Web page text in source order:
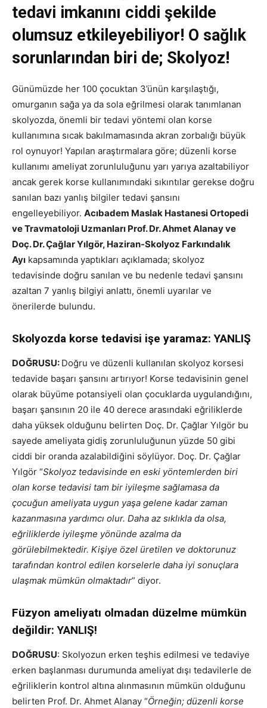
tedavi imkanını ciddi şekilde
olumsuz etkileyebiliyor! O sağlık
sorunlarından biri de; Skolyoz!
Günümüzde her 100 çocuktan 3’ünün karşılaştığı,
omurganın sağa ya da sola eğrilmesi olarak tanımlanan
skolyozda, önemli bir tedavi yöntemi olan korse
kullanımına sıcak bakılmamasında akran zorbalığı büyük
rol oynuyor! Yapılan araştırmalara göre; düzenli korse
kullanımı ameliyat zorunluluğunu yarı yarıya azaltabiliyor
ancak gerek korse kullanımındaki sıkıntılar gerekse doğru
sanılan bazı yanlış bilgiler tedavi şansını
engelleyebiliyor. Acıbadem Maslak Hastanesi Ortopedi
ve Travmatoloji Uzmanları Prof. Dr. Ahmet Alanay ve
Doç. Dr. Çağlar Yılgör, Haziran-Skolyoz Farkındalık
Ayı kapsamında yaptıkları açıklamada; skolyoz
tedavisinde doğru sanılan ve bu nedenle tedavi şansını
azaltan 7 yanlış bilgiyi anlattı, önemli uyarılar ve
önerilerde bulundu.
Skolyozda korse tedavisi işe yaramaz: YANLIŞ
DOĞRUSU: Doğru ve düzenli kullanılan skolyoz korsesi
tedavide başarı şansını artırıyor! Korse tedavisinin genel
olarak büyüme potansiyeli olan çocuklarda uygulandığını,
başarı şansının 20 ile 40 derece arasındaki eğriliklerde
daha yüksek olduğunu belirten Doç. Dr. Çağlar Yılgör bu
sayede ameliyata gidiş zorunluluğunun yüzde 50 gibi
ciddi bir oranda azalabildiğini söylüyor. Doç. Dr. Çağlar
Yılgör “Skolyoz tedavisinde en eski yöntemlerden biri
olan korse tedavisi tam bir iyileşme sağlamasa da
çocuğun ameliyata uygun yaşa gelene kadar zaman
kazanmasına yardımcı olur. Daha az sıklıkla da olsa,
eğriliklerde iyileşme yönünde azalma da
görülebilmektedir. Kişiye özel üretilen ve doktorunuz
tarafından kontrol edilen korselerle daha iyi sonuçlara
ulaşmak mümkün olmaktadır” diyor.
Füzyon ameliyatı olmadan düzelme mümkün
değildir: YANLIŞ!
DOĞRUSU: Skolyozun erken teşhis edilmesi ve tedaviye
erken başlanması durumunda ameliyat dışı tedavilerle de
eğriliklerin kontrol altına alınmasının mümkün olduğunu
belirten Prof. Dr. Ahmet Alanay “Örneğin; düzenli korse